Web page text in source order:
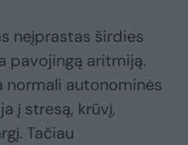
neįprastas širdies
pavojingą aritmiją.
normali autonominės
į stresą, krūvį,
Tačiau